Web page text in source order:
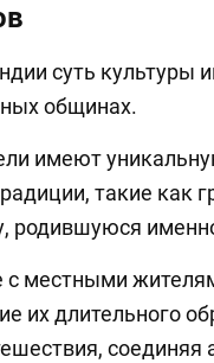
суть культуры
общинах.
имеют
такие как
родившуюся
местными
их длительного
соединяя